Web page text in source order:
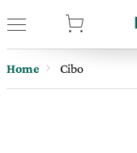
Home Cibo